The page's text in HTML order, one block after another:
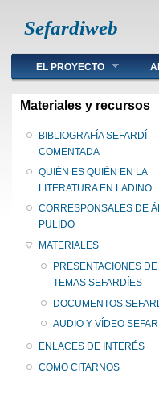
Sefardiweb
Main menu
EL PROYECTO
Materiales y recursos
BIBLIOGRAFÍA SEFARDÍ
COMENTADA
QUIÉN ES QUIÉN EN LA
LITERATURA EN LADINO
CORRESPONSALES DE
PULIDO
MATERIALES
PRESENTACIONES DE
TEMAS SEFARDÍES
DOCUMENTOS
AUDIO Y VÍDEO
ENLACES DE INTERÉS
COMO CITARNOS